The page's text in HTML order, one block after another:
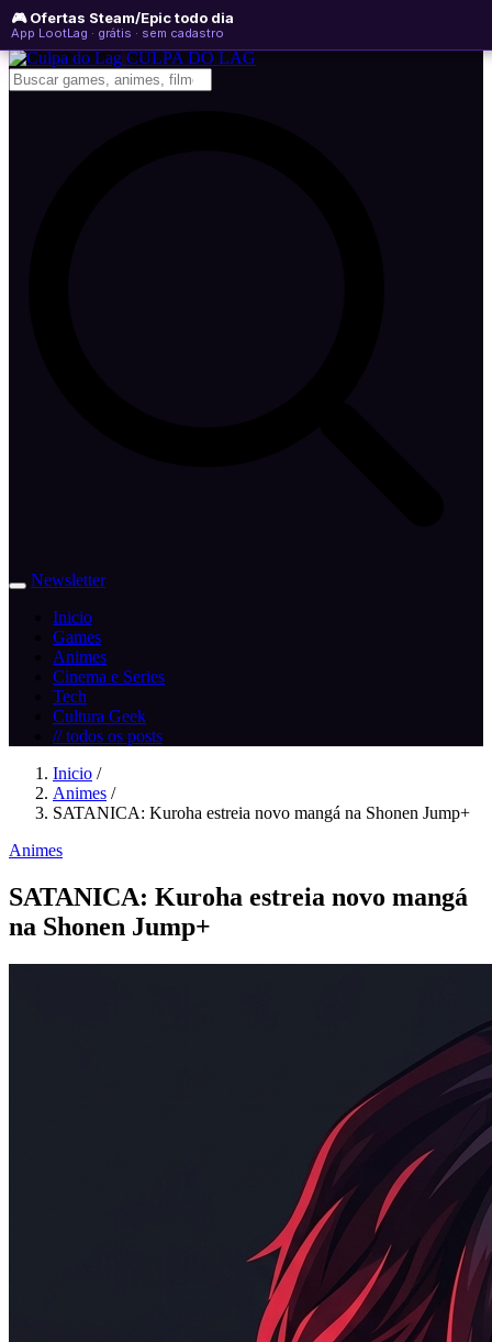
🎮 Ofertas Steam/Epic todo dia
App LootLag · grátis · sem cadastro
sexta-feira, 07 de agosto de 2026
Newsletter
CULPA DO LAG
Newsletter
Inicio
Games
Animes
Cinema e Series
Tech
Cultura Geek
// todos os posts
Inicio /
Animes /
SATANICA: Kuroha estreia novo mangá na Shonen Jump+
Animes
SATANICA: Kuroha estreia novo mangá
na Shonen Jump+